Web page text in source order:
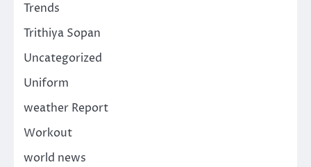
Trends
Trithiya Sopan
Uncategorized
Uniform
weather Report
Workout
world news